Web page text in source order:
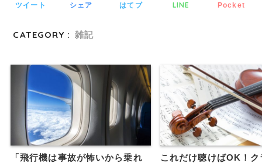
ツイート シェア はてブ LINE Pocket
CATEGORY : 雑記
「飛行機は事故が怖いから乗れ
これだけ聴けばOK！